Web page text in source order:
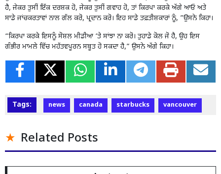
ਹੈ, ਜੇਕਰ ਤੁਸੀਂ ਇੱਕ ਦਰਸ਼ਕ ਹੋ, ਜੇਕਰ ਤੁਸੀਂ ਗਵਾਹ ਹੋ, ਤਾਂ ਕਿਰਪਾ ਕਰਕੇ ਅੱਗੇ ਆਓ ਅਤੇ
ਸਾਡੇ ਜਾਂਚਕਰਤਾਵਾਂ ਨਾਲ ਗੱਲ ਕਰੋ, ਪ੍ਰਦਾਨ ਕਰੋ। ਇਹ ਸਾਡੇ ਤਫ਼ਤੀਸ਼ਕਾਰਾਂ ਨੂੰ, ”ਉਸਨੇ ਕਿਹਾ।
“ਕਿਰਪਾ ਕਰਕੇ ਇਸਨੂੰ ਸੋਸ਼ਲ ਮੀਡੀਆ ‘ਤੇ ਸਾਂਝਾ ਨਾ ਕਰੋ। ਤੁਹਾਡੇ ਕੋਲ ਜੋ ਹੈ, ਉਹ ਇਸ
ਗੰਭੀਰ ਮਾਮਲੇ ਵਿੱਚ ਮਹੱਤਵਪੂਰਨ ਸਬੂਤ ਹੋ ਸਕਦਾ ਹੈ,” ਉਸਨੇ ਅੱਗੇ ਕਿਹਾ।
Tags: news canada starbucks vancouver
Related Posts